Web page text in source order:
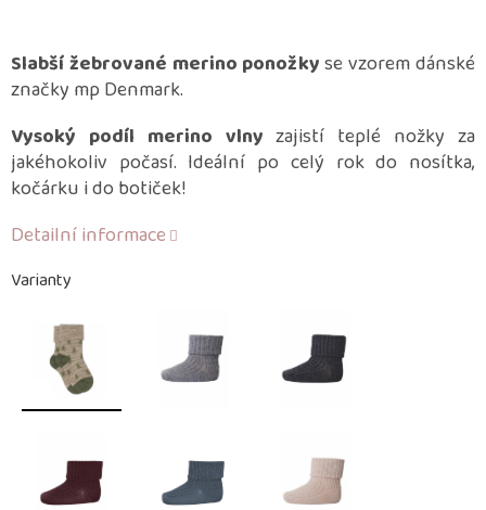
Varianty
Slabší žebrované merino ponožkyse vzorem dánské
značky mp Denmark.
Vysoký podíl merino vlny zajistí teplé nožky za
jakéhokoliv počasí. Ideální po celý rok do nosítka,
kočárku i do botiček!
Detailní informace